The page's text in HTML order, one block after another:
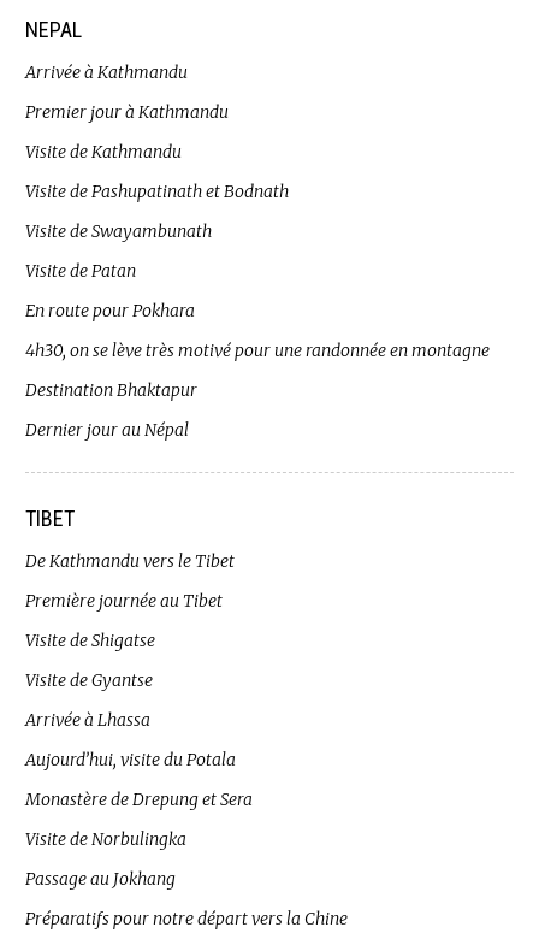
NEPAL
Arrivée à Kathmandu
Premier jour à Kathmandu
Visite de Kathmandu
Visite de Pashupatinath et Bodnath
Visite de Swayambunath
Visite de Patan
En route pour Pokhara
4h30, on se lève très motivé pour une randonnée en montagne
Destination Bhaktapur
Dernier jour au Népal
TIBET
De Kathmandu vers le Tibet
Première journée au Tibet
Visite de Shigatse
Visite de Gyantse
Arrivée à Lhassa
Aujourd’hui, visite du Potala
Monastère de Drepung et Sera
Visite de Norbulingka
Passage au Jokhang
Préparatifs pour notre départ vers la Chine